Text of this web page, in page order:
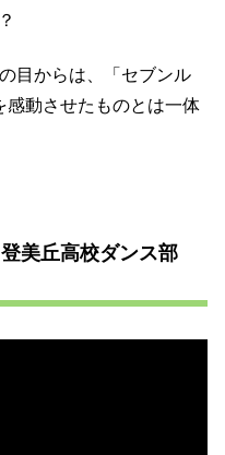
目からは、「セブンル
感動させたものとは一体
美丘高校ダンス部